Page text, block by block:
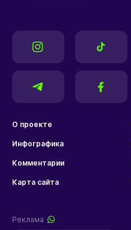
О проекте
Инфографика
Комментарии
Карта сайта
Реклама